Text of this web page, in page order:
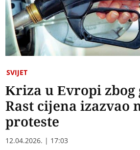
SVIJET
Kriza u Evropi zbog
Rast cijena izazvao
proteste
12.04.2026. | 17:03